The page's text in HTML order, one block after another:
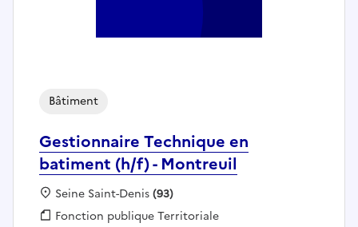
Gestionnaire Technique en
batiment (h/f) - Montreuil
Bâtiment
Localisation :
Seine Saint-Denis(93)
Fonction publique :
Fonction publique Territoriale